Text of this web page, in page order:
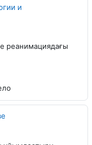
и
реанимациядағы